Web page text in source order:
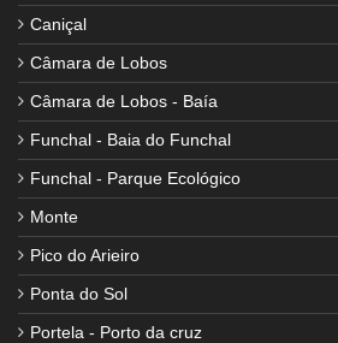
Caniçal
Câmara de Lobos
Câmara de Lobos - Baía
Funchal - Baia do Funchal
Funchal - Parque Ecológico
Monte
Pico do Arieiro
Ponta do Sol
Portela - Porto da cruz